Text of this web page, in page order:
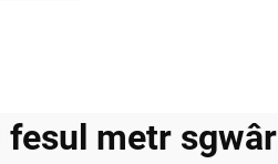
metr sgwâr